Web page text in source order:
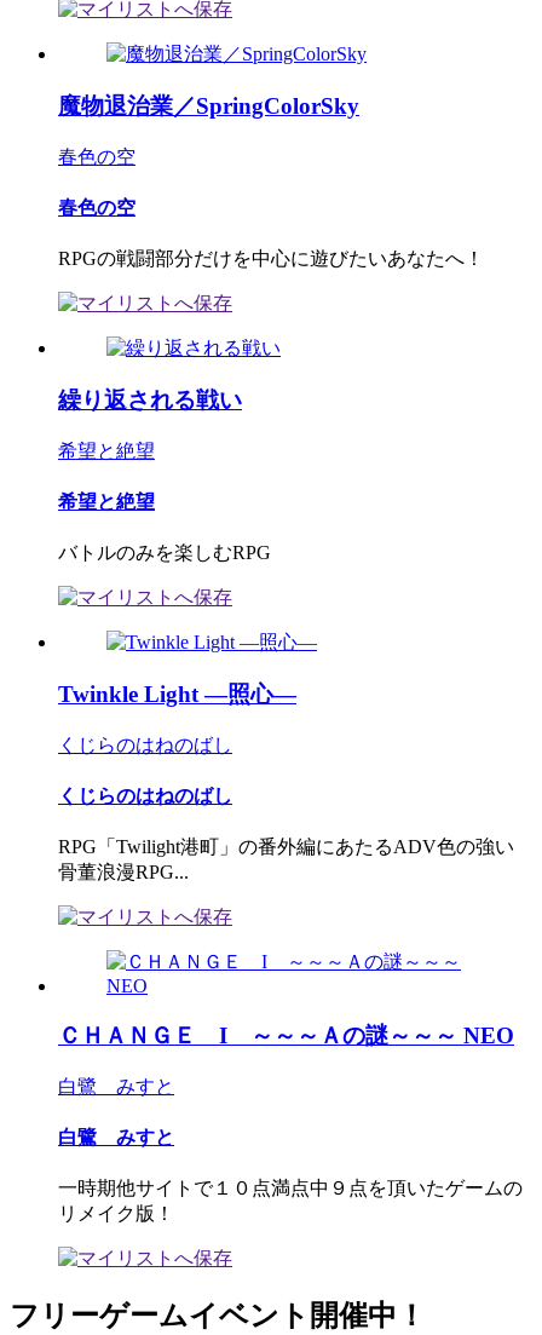
魔物退治業／SpringColorSky
春色の空
春色の空
RPGの戦闘部分だけを中心に遊びたいあなたへ！
繰り返される戦い
希望と絶望
希望と絶望
バトルのみを楽しむRPG
Twinkle Light ―照心―
くじらのはねのばし
くじらのはねのばし
RPG「Twilight港町」の番外編にあたるADV色の強い
骨董浪漫RPG...
ＣＨＡＮＧＥ I ～～～Ａの謎～～～ NEO
白鷺 みすと
白鷺 みすと
一時期他サイトで１０点満点中９点を頂いたゲームの
リメイク版！
フリーゲームイベント開催中！